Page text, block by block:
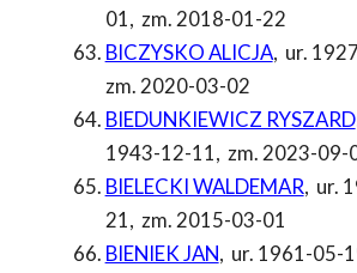
01, zm. 2018-01-22
BICZYSKO ALICJA, ur.
zm. 2020-03-02
BIEDUNKIEWICZ RYSZARD
1943-12-11, zm. 2023-09-
BIELECKI WALDEMAR, ur.
21, zm. 2015-03-01
BIENIEK JAN, ur. 1961-05-